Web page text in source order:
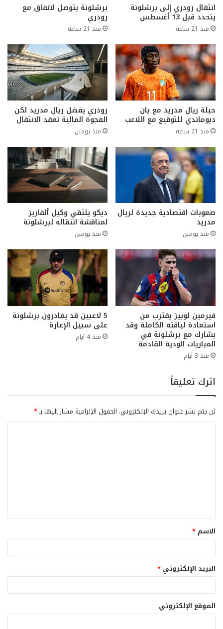
انتقال رودري إلى برشلونة
يتحدد قبل 13 أغسطس
منذ 21 ساعة
برشلونة يتوصل لاتفاق مع
رودري
منذ 21 ساعة
حيلة ريال مدريد مع يان
ديوماندي للتوقيع مع اللاعب
منذ 21 ساعة
رودري يفضل ريال مدريد لكن
الفجوة المالية تعقد الانتقال
منذ يومين
صعوبات اقتصادية جديدة لريال
مدريد
منذ يومين
ديكو يلتقي وكيل ألفاريز
لمناقشة انتقاله لبرشلونة
منذ يومين
فيرمين لوبيز يقترب من
استعادة لياقته الكاملة وقد
يشارك مع برشلونة في
المباريات الودية القادمة
منذ 3 أيام
5 لاعبين قد يغادرون برشلونة
على سبيل الإعارة
منذ 4 أيام
اترك تعليقاً
لن يتم نشر عنوان بريدك الإلكتروني. الحقول الإلزامية مشار إليها بـ*
ق
*
الاسم *
البريد الإلكتروني *
الموقع الإلكتروني